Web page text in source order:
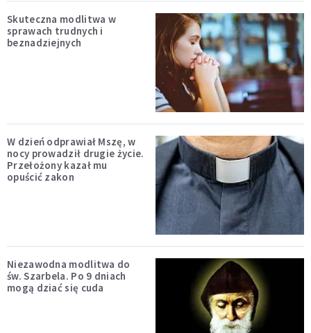
Skuteczna modlitwa w
sprawach trudnych i
beznadziejnych
W dzień odprawiał Mszę, w
nocy prowadził drugie życie.
Przełożony kazał mu
opuścić zakon
Niezawodna modlitwa do
św. Szarbela. Po 9 dniach
mogą dziać się cuda